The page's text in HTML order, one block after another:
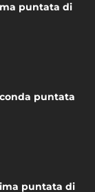
puntata di
puntata
puntata di
di This Is
This is me
di This Is